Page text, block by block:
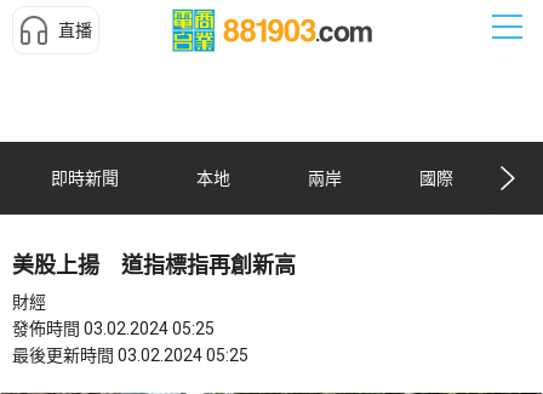
直播
即時新聞 本地 兩岸 國際
美股上揚 道指標指再創新高
財經
發佈時間 03.02.2024 05:25
最後更新時間 03.02.2024 05:25